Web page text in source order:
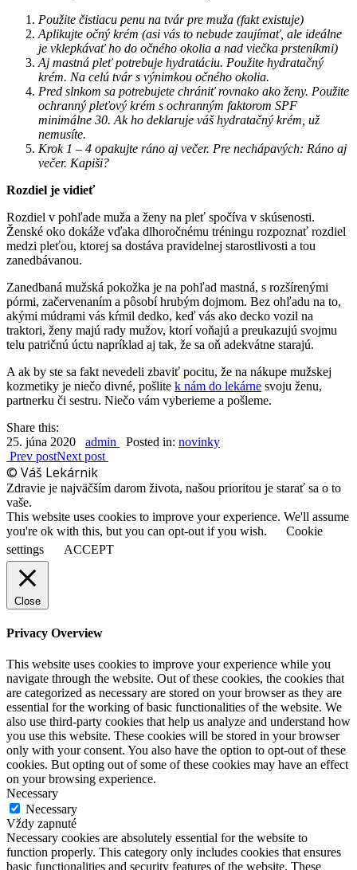
Použite čistiacu penu na tvár pre muža (fakt existuje)
Aplikujte očný krém (asi vás to nebude zaujímať, ale ideálne
je vklepkávať ho do očného okolia a nad viečka prsteníkmi)
Aj mastná pleť potrebuje hydratáciu. Použite hydratačný
krém. Na celú tvár s výnimkou očného okolia.
Pred slnkom sa potrebujete chrániť rovnako ako ženy. Použite
ochranný pleťový krém s ochranným faktorom SPF
minimálne 30. Ak ho deklaruje váš hydratačný krém, už
nemusíte.
Krok 1 – 4 opakujte ráno aj večer. Pre nechápavých: Ráno aj
večer. Kapiši?
Rozdiel je vidieť
Rozdiel v pohľade muža a ženy na pleť spočíva v skúsenosti.
Ženské oko dokáže vďaka dlhoročnému tréningu rozpoznať rozdiel
medzi pleťou, ktorej sa dostáva pravidelnej starostlivosti a tou
zanedbávanou.
Zanedbaná mužská pokožka je na pohľad mastná, s rozšírenými
pórmi, začervenaním a pôsobí hrubým dojmom. Bez ohľadu na to,
akými múdrami vás kŕmil dedko, keď vás ako decko vozil na
traktori, ženy majú rady mužov, ktorí voňajú a preukazujú svojmu
telu patričnú úctu napríklad aj tak, že sa oň adekvátne starajú.
A ak by ste sa fakt nevedeli zbaviť pocitu, že na nákupe mužskej
kozmetiky je niečo divné, pošlite k nám do lekárne svoju ženu,
partnerku či sestru. Niečo vám vyberieme a pošleme.
Share this:
25. júna 2020
admin Posted in: novinky
Prev postNext post
© Váš Lekárnik
Zdravie je najväčším darom života, našou prioritou je starať sa o to
vaše.
This website uses cookies to improve your experience. We'll assume
you're ok with this, but you can opt-out if you wish.
Cookie
settings
ACCEPT
Close
Privacy Overview
This website uses cookies to improve your experience while you
navigate through the website. Out of these cookies, the cookies that
are categorized as necessary are stored on your browser as they are
essential for the working of basic functionalities of the website. We
also use third-party cookies that help us analyze and understand how
you use this website. These cookies will be stored in your browser
only with your consent. You also have the option to opt-out of these
cookies. But opting out of some of these cookies may have an effect
on your browsing experience.
Necessary
Necessary
Vždy zapnuté
Necessary cookies are absolutely essential for the website to
function properly. This category only includes cookies that ensures
basic functionalities and security features of the website. These